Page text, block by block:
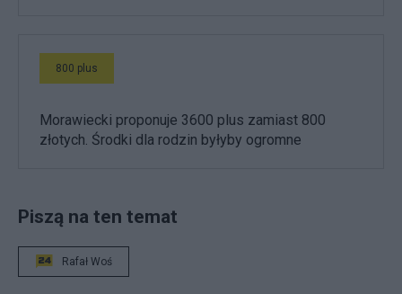
800 plus
Morawiecki proponuje 3600 plus zamiast 800
złotych. Środki dla rodzin byłyby ogromne
Piszą na ten temat
Rafał Woś